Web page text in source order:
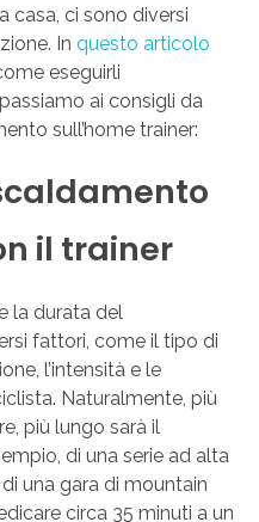
casa, ci sono diversi
In questo articolo
eseguirli
ai consigli da
sull’home trainer:
il trainer
la durata del
fattori, come il tipo di
l’intensità e le
Naturalmente, più
più lungo sarà il
di una serie ad alta
una gara di mountain
circa 35 minuti a un